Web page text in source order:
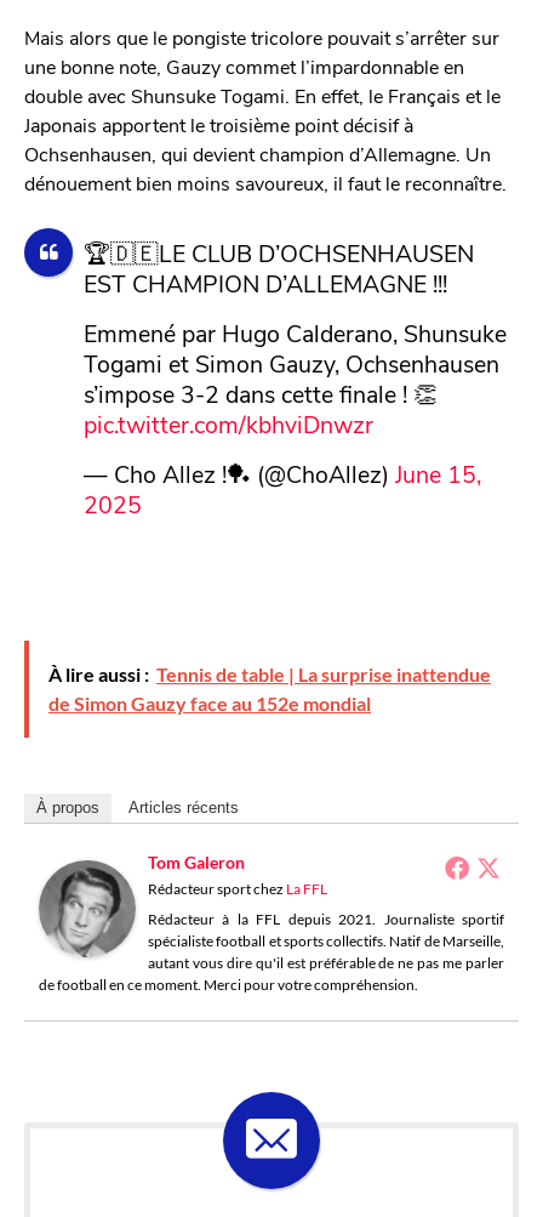
Mais alors que le pongiste tricolore pouvait s’arrêter sur
une bonne note, Gauzy commet l’impardonnable en
double avec Shunsuke Togami. En effet, le Français et le
Japonais apportent le troisième point décisif à
Ochsenhausen, qui devient champion d’Allemagne. Un
dénouement bien moins savoureux, il faut le reconnaître.
🏆🇩🇪LE CLUB D’OCHSENHAUSEN
EST CHAMPION D’ALLEMAGNE !!!
Emmené par Hugo Calderano, Shunsuke
Togami et Simon Gauzy, Ochsenhausen
s’impose 3-2 dans cette finale ! 👏
pic.twitter.com/kbhviDnwzr
— Cho Allez !🏓 (@ChoAllez) June 15,
2025
À lire aussi : Tennis de table | La surprise inattendue
de Simon Gauzy face au 152e mondial
À propos Articles récents
Tom Galeron
Rédacteur sportchez La FFL
Rédacteur à la FFL depuis 2021. Journaliste sportif
spécialiste football et sports collectifs. Natif de Marseille,
autant vous dire qu'il est préférable de ne pas me parler
de football en ce moment. Merci pour votre compréhension.